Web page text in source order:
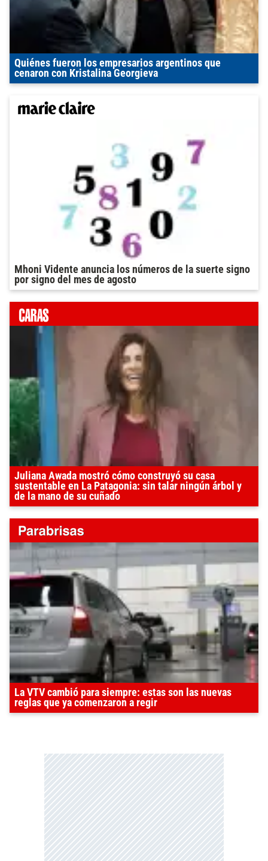
Quiénes fueron los empresarios argentinos que
cenaron con Kristalina Georgieva
Mhoni Vidente anuncia los números de la suerte signo
por signo del mes de agosto
Juliana Awada mostró cómo construyó su casa
sustentable en La Patagonia: sin talar ningún árbol y
de la mano de su cuñado
La VTV cambió para siempre: estas son las nuevas
reglas que ya comenzaron a regir